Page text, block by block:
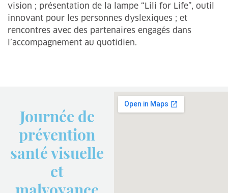
vision ; présentation de la lampe “Lili for Life”, outil
innovant pour les personnes dyslexiques ; et
rencontres avec des partenaires engagés dans
l’accompagnement au quotidien.
Journée de
prévention
santé visuelle
et